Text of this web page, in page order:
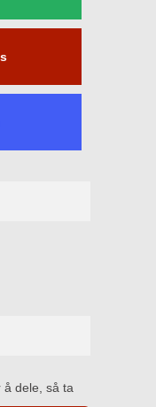
å dele, så ta